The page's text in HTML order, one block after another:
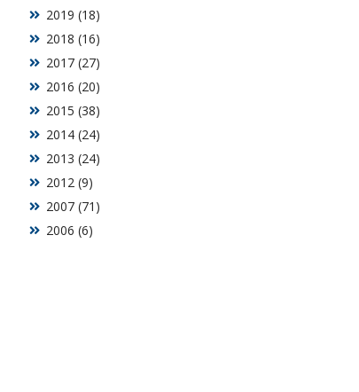
2006 (6)
2007 (71)
2012 (9)
2013 (24)
2014 (24)
2015 (38)
2016 (20)
2017 (27)
2018 (16)
2019 (18)